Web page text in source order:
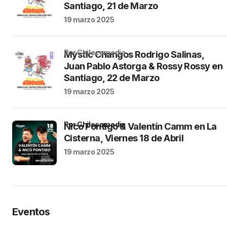
Santiago, 21 de Marzo
19 marzo 2025
Mystic Changos Rodrigo Salinas,
Juan Pablo Astorga & Rossy Rossy en
Santiago, 22 de Marzo
por Chilecomedia
19 marzo 2025
Nico Pontigo & Valentín Camm en La
Cisterna, Viernes 18 de Abril
por Chilecomedia
19 marzo 2025
Eventos